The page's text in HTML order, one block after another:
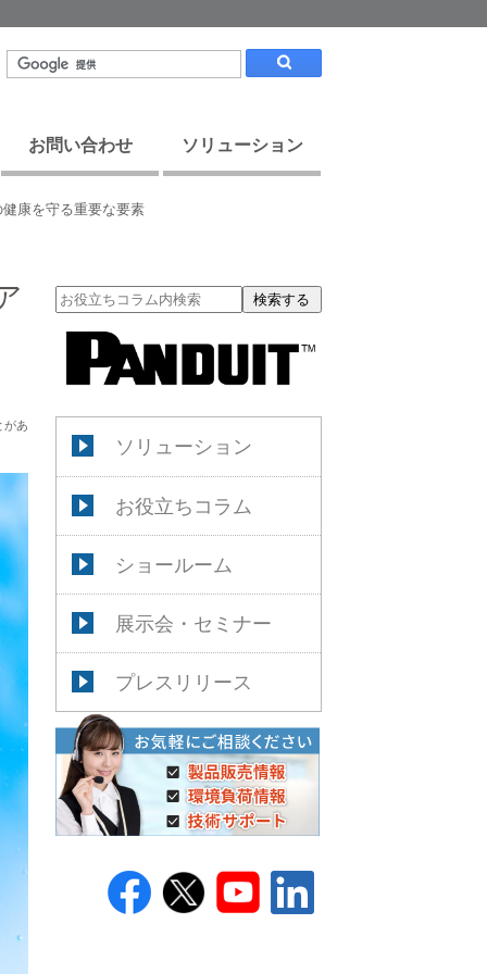
お問い合わせ ソリューション
康を守る重要な要素
検索する
ソリューション
お役立ちコラム
ショールーム
展示会・セミナー
プレスリリース
があ